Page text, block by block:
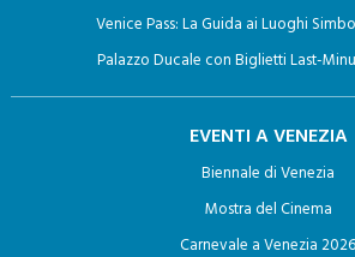
Giro in Gondola a Venezia: Un viaggio
Biglietti per la Basilica di San Marco con
Venice Pass: La Guida ai Luoghi
Palazzo Ducale con Biglietti Last-
EVENTI A VENEZIA
Biennale di Venezia